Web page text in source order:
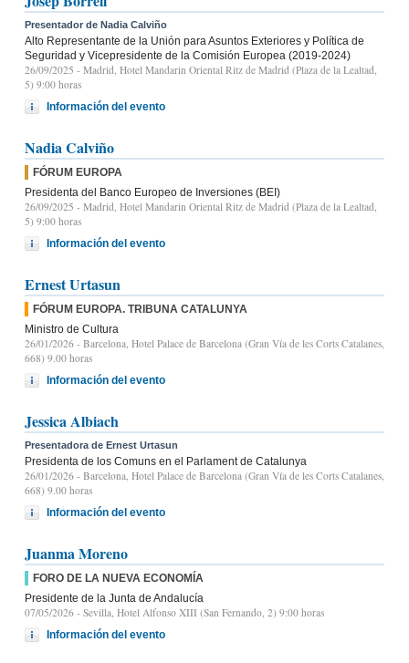
Presentador de Nadia Calviño
Alto Representante de la Unión para Asuntos Exteriores y Política de
Seguridad y Vicepresidente de la Comisión Europea (2019-2024)
26/09/2025 - Madrid, Hotel Mandarin Oriental Ritz de Madrid (Plaza de la Lealtad,
5) 9:00 horas
Información del evento
Nadia Calviño
FÓRUM EUROPA
Presidenta del Banco Europeo de Inversiones (BEI)
26/09/2025 - Madrid, Hotel Mandarin Oriental Ritz de Madrid (Plaza de la Lealtad,
5) 9:00 horas
Información del evento
Ernest Urtasun
FÓRUM EUROPA. TRIBUNA CATALUNYA
Ministro de Cultura
26/01/2026 - Barcelona, Hotel Palace de Barcelona (Gran Vía de les Corts Catalanes,
668) 9.00 horas
Información del evento
Jessica Albiach
Presentadora de Ernest Urtasun
Presidenta de los Comuns en el Parlament de Catalunya
26/01/2026 - Barcelona, Hotel Palace de Barcelona (Gran Vía de les Corts Catalanes,
668) 9.00 horas
Información del evento
Juanma Moreno
FORO DE LA NUEVA ECONOMÍA
Presidente de la Junta de Andalucía
07/05/2026 - Sevilla, Hotel Alfonso XIII (San Fernando, 2) 9:00 horas
Información del evento